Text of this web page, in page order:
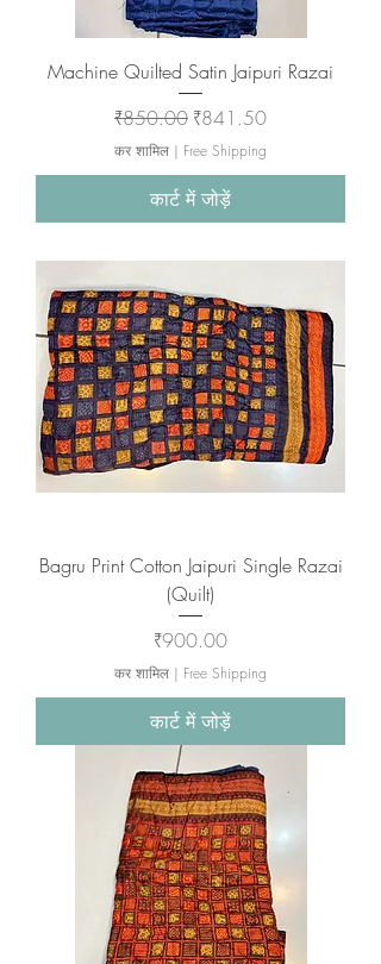
Machine Quilted Satin Jaipuri Razai
नियमित मूल्य
₹850.00 बिक्री मूल्य
₹841.50
कर शामिल | Free Shipping
कार्ट में जोड़ें
Bagru Print Cotton Jaipuri Single Razai
(Quilt)
मूल्य
₹900.00
कर शामिल | Free Shipping
कार्ट में जोड़ें